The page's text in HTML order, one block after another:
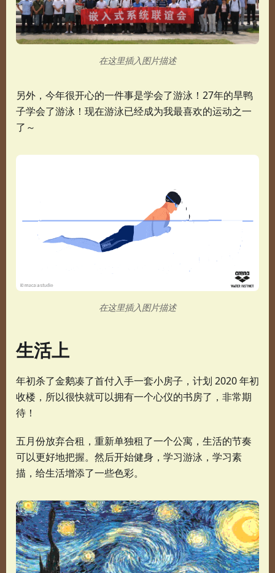
在这里插入图片描述
另外，今年很开心的一件事是学会了游泳！27年的旱鸭
子学会了游泳！现在游泳已经成为我最喜欢的运动之一
了～
在这里插入图片描述
生活上
年初杀了金鹅凑了首付入手一套小房子，计划 2020 年初
收楼，所以很快就可以拥有一个心仪的书房了，非常期
待！
五月份放弃合租，重新单独租了一个公寓，生活的节奏
可以更好地把握。然后开始健身，学习游泳，学习素
描，给生活增添了一些色彩。